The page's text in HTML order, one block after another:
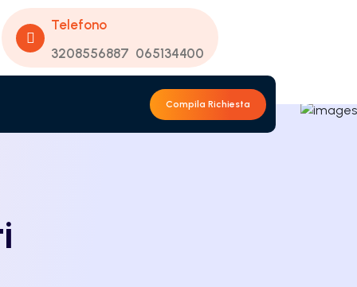
Telefono
3208556887 065134400
Compila Richiesta